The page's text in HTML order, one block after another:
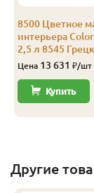
8500 Цветное
интерьера
2,5 л 8545
Цена 13 631 ₽/шт
Купить
Другие